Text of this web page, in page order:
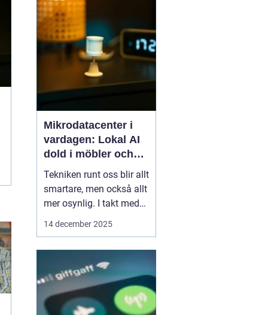
gäs...
Mikrodatacenter i
vardagen: Lokal AI
dold i möbler och
lampor
Tekniken runt oss blir allt
smartare, men också allt
mer osynlig. I takt med
att lokal AI flyttar från
förändras hur vi tänker
kring beräkning,
integritet och k...
14 december 2025